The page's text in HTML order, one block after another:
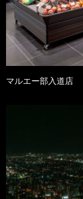
マルエー部入道店